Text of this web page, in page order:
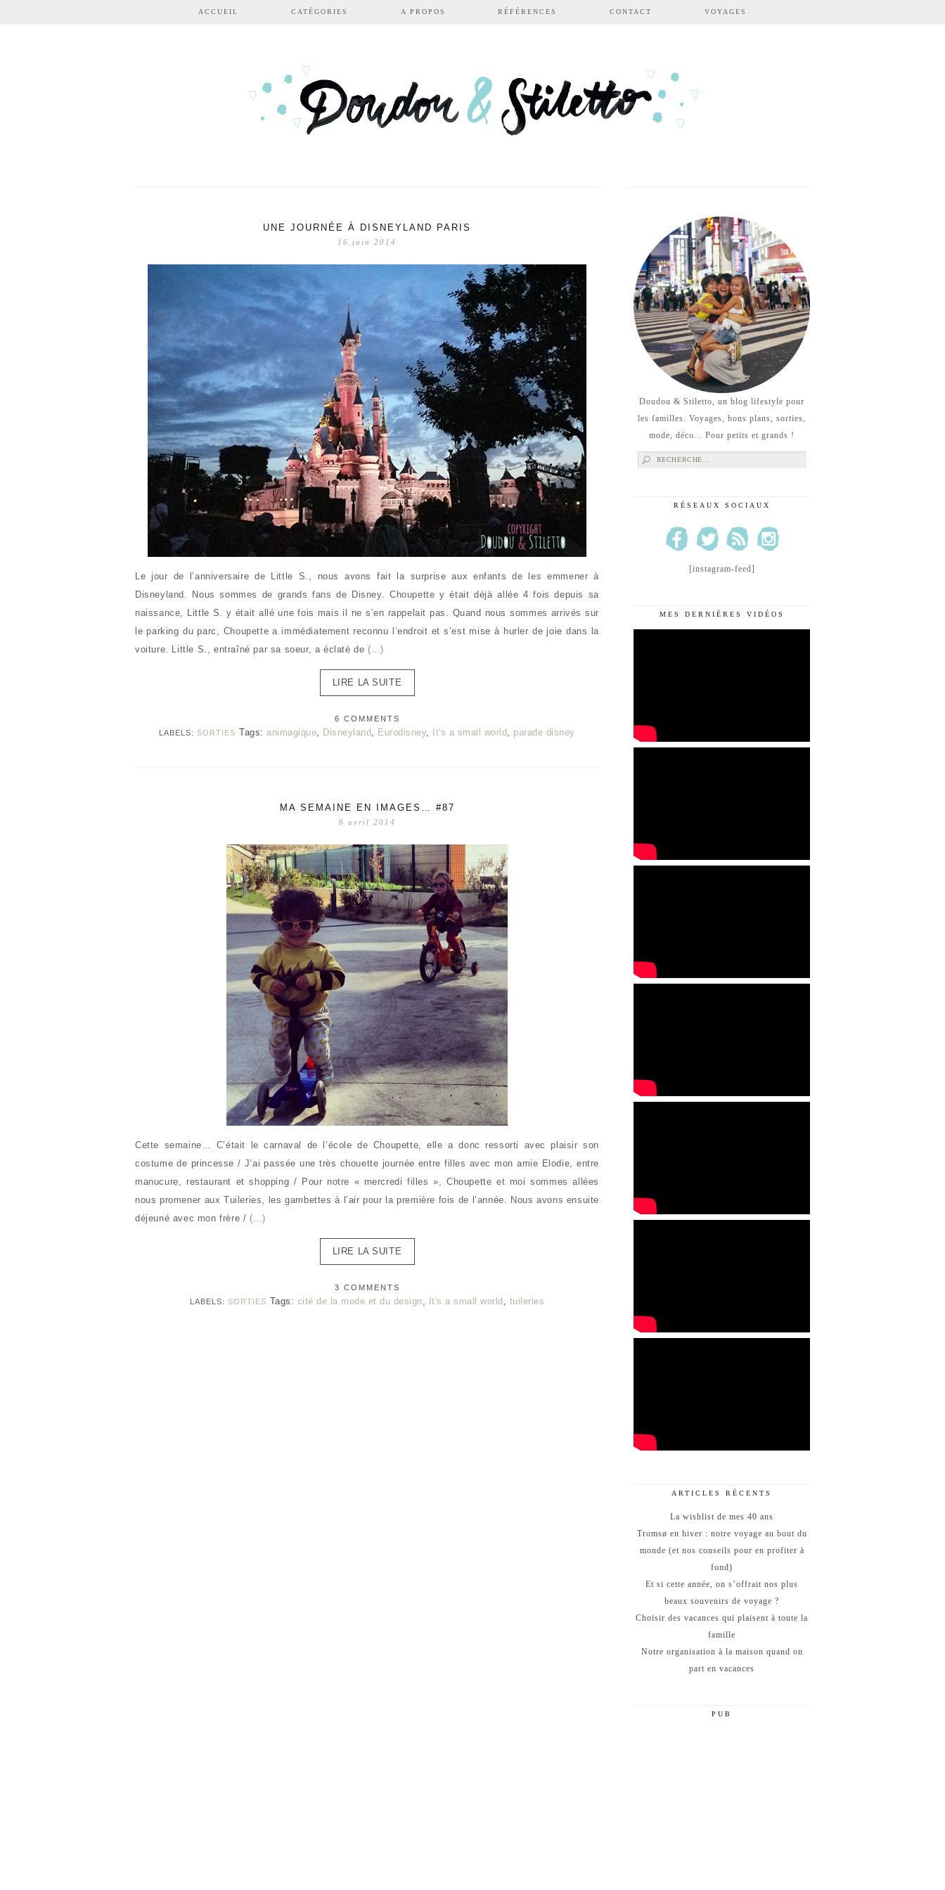
Aller au contenu principal
ACCUEIL CATÉGORIES A PROPOS RÉFÉRENCES CONTACT VOYAGES
UNE JOURNÉE À DISNEYLAND PARIS
16 juin 2014
Le jour de l’anniversaire de Little S., nous avons fait la surprise aux enfants de les emmener à
Disneyland. Nous sommes de grands fans de Disney. Choupette y était déjà allée 4 fois depuis sa
naissance, Little S. y était allé une fois mais il ne s’en rappelait pas. Quand nous sommes arrivés sur
le parking du parc, Choupette a immédiatement reconnu l’endroit et s’est mise à hurler de joie dans la
voiture. Little S., entraîné par sa soeur, a éclaté de (...)
LIRE LA SUITE
6 COMMENTS
LABELS:SORTIES Tags:animagique, Disneyland, Eurodisney, It's a small world, parade disney
MA SEMAINE EN IMAGES… #87
6 avril 2014
Cette semaine… C’était le carnaval de l’école de Choupette, elle a donc ressorti avec plaisir son
costume de princesse / J’ai passée une très chouette journée entre filles avec mon amie Elodie, entre
manucure, restaurant et shopping / Pour notre « mercredi filles », Choupette et moi sommes allées
nous promener aux Tuileries, les gambettes à l’air pour la première fois de l’année. Nous avons ensuite
déjeuné avec mon frère / (...)
LIRE LA SUITE
3 COMMENTS
LABELS: SORTIES Tags: cité de la mode et du design, It's a small world , tuileries
Doudou & Stiletto, un blog lifestyle pour
les familles. Voyages, bons plans, sorties,
mode, déco... Pour petits et grands !
Rechercher :
RÉSEAUX SOCIAUX
[instagram-feed]
MES DERNIÈRES VIDÉOS
ARTICLES RÉCENTS
La wishlist de mes 40 ans
Tromsø en hiver : notre voyage au bout du
monde (et nos conseils pour en profiter à
fond)
Et si cette année, on s’offrait nos plus
beaux souvenirs de voyage ?
Choisir des vacances qui plaisent à toute la
famille
Notre organisation à la maison quand on
part en vacances
PUB